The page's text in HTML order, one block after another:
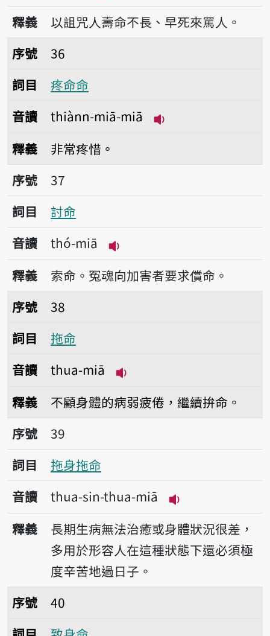
播放音讀té-miā
釋義
以詛咒人壽命不長、早死來罵人。
序號36疼命命
序號
36
詞目
疼命命
音讀
thiànn-miā-miā
釋義
非常疼惜。
序號37討命
序號
37
詞目
討命
音讀
thó-miā
播放音讀thó-miā
釋義
索命。冤魂向加害者要求償命。
序號38拖命
序號
38
詞目
拖命
音讀
thua-miā
釋義
不顧身體的病弱疲倦，繼續拚命。
序號39拖身拖命
序號
39
詞目
拖身拖命
音讀
thua-sin-thua-miā
播放音讀thua-
釋義
長期生病無法治癒或身體狀況很差，
多用於形容人在這種狀態下還必須極
度辛苦地過日子。
序號40致身命
序號
40